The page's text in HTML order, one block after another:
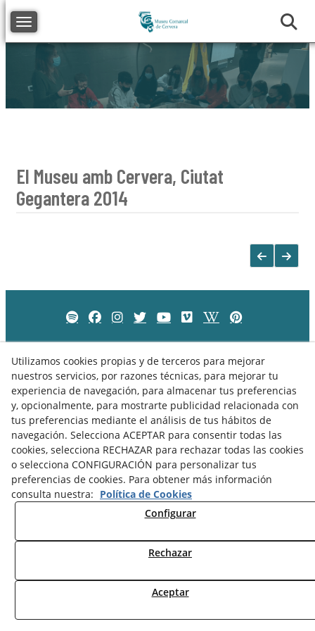
Toggle navigation
El Museu amb Cervera, Ciutat
Gegantera 2014
Aviso Legal
Política de Cookies
Política de Privacidad
© 08/2026 Museu Comarcal de Cervera - Todos los derechos
reservados.
Utilizamos cookies propias y de terceros para mejorar
nuestros servicios, por razones técnicas, para mejorar tu
experiencia de navegación, para almacenar tus preferencias
y, opcionalmente, para mostrarte publicidad relacionada con
tus preferencias mediante el análisis de tus hábitos de
navegación. Selecciona ACEPTAR para consentir todas las
cookies, selecciona RECHAZAR para rechazar todas las cookies
o selecciona CONFIGURACIÓN para personalizar tus
preferencias de cookies. Para obtener más información
consulta nuestra: Política de Cookies
Configurar
Rechazar
Aceptar